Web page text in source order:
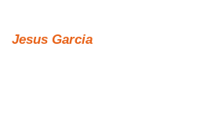
Jesus Garcia